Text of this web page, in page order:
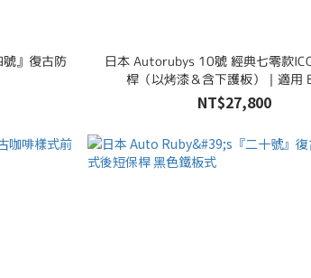
』復古防
日本 Autorubys 10號 經典七零款
桿（以烤漆＆含下護板）｜適用
JC74（無霧燈)
NT$27,800